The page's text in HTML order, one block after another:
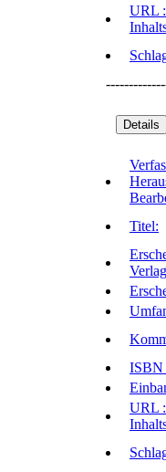
URL
Titel:
ISBN
URL